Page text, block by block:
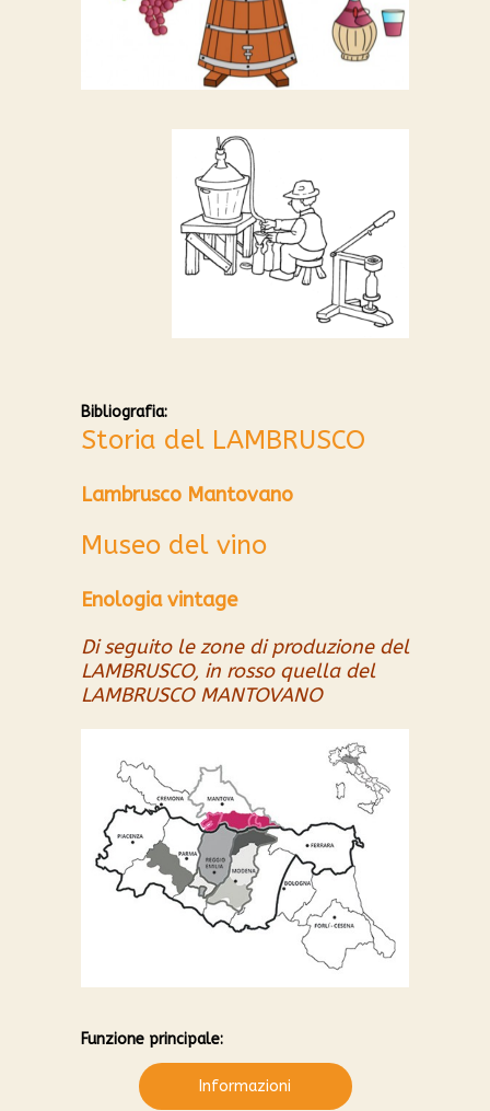
Bibliografia:
Storia del LAMBRUSCO
Lambrusco Mantovano
Museo del vino
Enologia vintage
Di seguito le zone di produzione del
LAMBRUSCO, in rosso quella del
LAMBRUSCO MANTOVANO
Funzione principale:
Informazioni